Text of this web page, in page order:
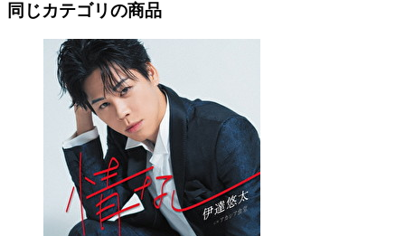
同じカテゴリの商品